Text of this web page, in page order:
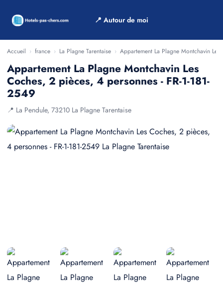
📍 Autour de moi
Accueil › france › La Plagne Tarentaise › Appartement La Plagne Montchavin
Appartement La Plagne Montchavin Les
Coches, 2 pièces, 4 personnes - FR-1-181-
2549
📍 La Pendule, 73210 La Plagne Tarentaise